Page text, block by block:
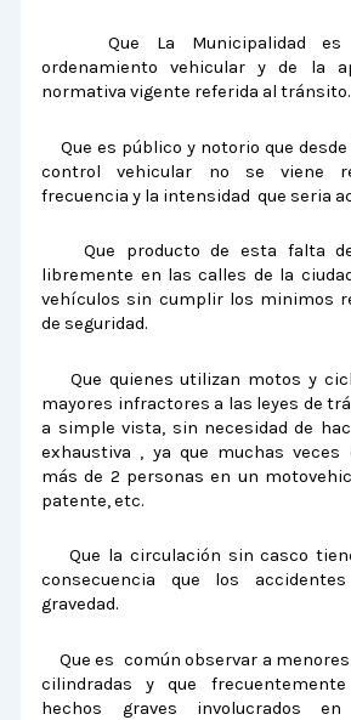
Que La Municipalidad es
ordenamiento vehicular y de la
normativa vigente referida al tránsito.
Que es público y notorio que
control vehicular no se viene
frecuencia y la intensidad que seria
Que producto de esta falta
libremente en las calles de la
vehículos sin cumplir los minimos
de seguridad.
Que quienes utilizan motos y
mayores infractores a las leyes de
a simple vista, sin necesidad de
exhaustiva , ya que muchas veces
más de 2 personas en un
patente, etc.
Que la circulación sin casco
consecuencia que los
gravedad.
Que es común observar a
cilindradas y que
hechos graves involucrados